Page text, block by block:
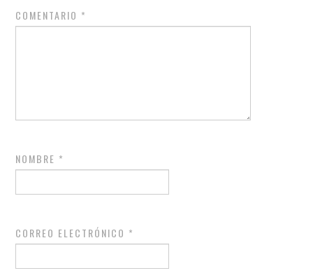
COMENTARIO *
NOMBRE *
CORREO ELECTRÓNICO *